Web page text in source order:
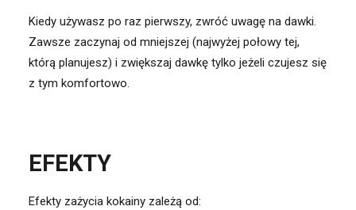
Kiedy używasz po raz pierwszy, zwróć uwagę na dawki.
Zawsze zaczynaj od mniejszej (najwyżej połowy tej,
którą planujesz) i zwiększaj dawkę tylko jeżeli czujesz się
z tym komfortowo.
EFEKTY
Efekty zażycia kokainy zależą od: